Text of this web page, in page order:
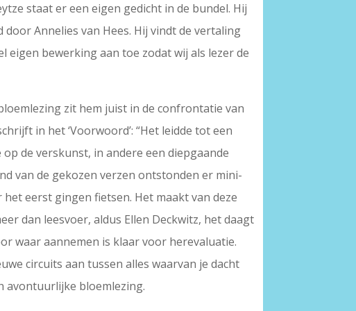
staat er een eigen gedicht in de bundel. Hij
Annelies van Hees. Hij vindt de vertaling
eigen bewerking aan toe zodat wij als lezer de
zit hem juist in de confrontatie van
in het ‘Voorwoord’: “Het leidde tot een
de verskunst, in andere een diepgaande
van de gekozen verzen ontstonden er mini-
eerst gingen fietsen. Het maakt van deze
dan leesvoer, aldus Ellen Deckwitz, het daagt
waar aannemen is klaar voor herevaluatie.
circuits aan tussen alles waarvan je dacht
avontuurlijke bloemlezing.